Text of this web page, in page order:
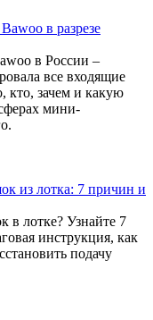
в разрезе
в России –
все входящие
кто, зачем и какую
мини-
из лотка: 7 причин и
в лотке? Узнайте 7
инструкция, как
подачу